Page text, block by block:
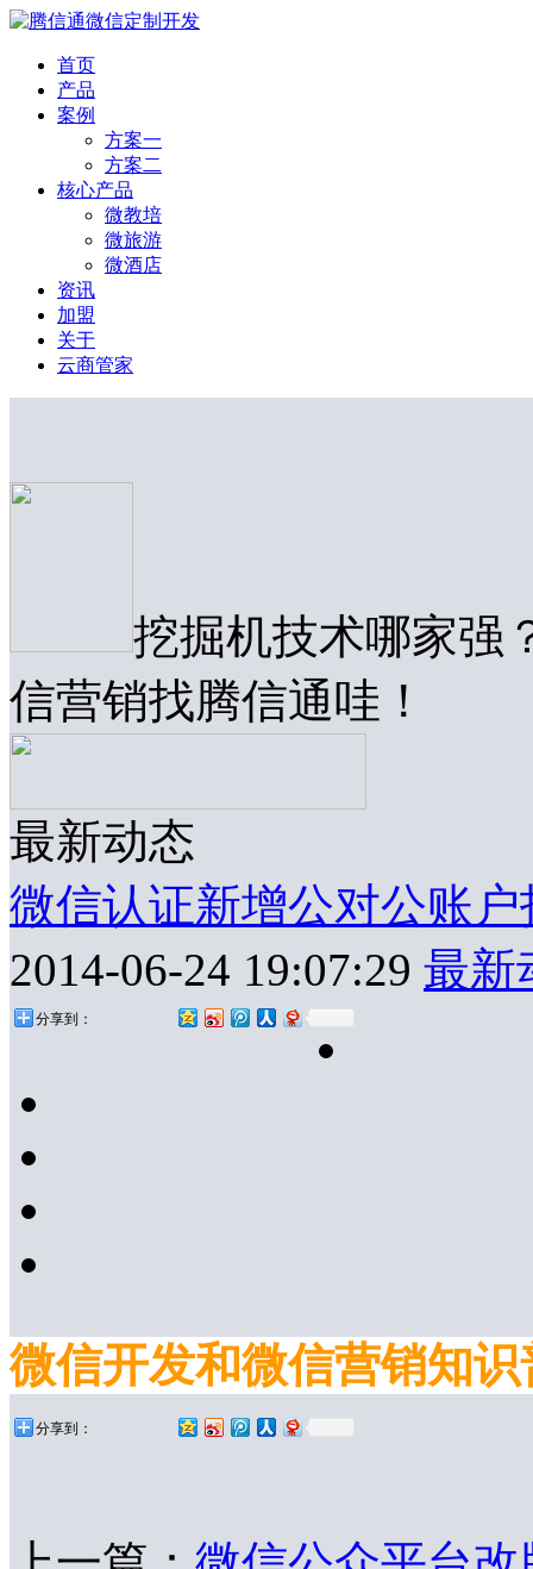
首页
产品
案例
方案一
方案二
核心产品
微教培
微旅游
微酒店
资讯
加盟
关于
云商管家
挖掘机技术哪家强
信营销找腾信通哇！
最新动态
微信认证新增公对公账
2014-06-24 19:07:29 最新
分享到：
微信开发和微信营销知
分享到：